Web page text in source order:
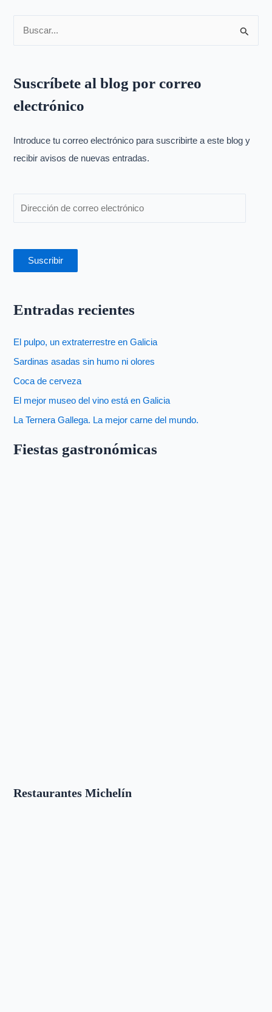
c
a
p
o
Suscríbete al blog por correo
electrónico
Introduce tu correo electrónico para suscribirte a este blog y
recibir avisos de nuevas entradas.
Suscribir
Entradas recientes
El pulpo, un extraterrestre en Galicia
Sardinas asadas sin humo ni olores
Coca de cerveza
El mejor museo del vino está en Galicia
La Ternera Gallega. La mejor carne del mundo.
Fiestas gastronómicas
Restaurantes Michelín